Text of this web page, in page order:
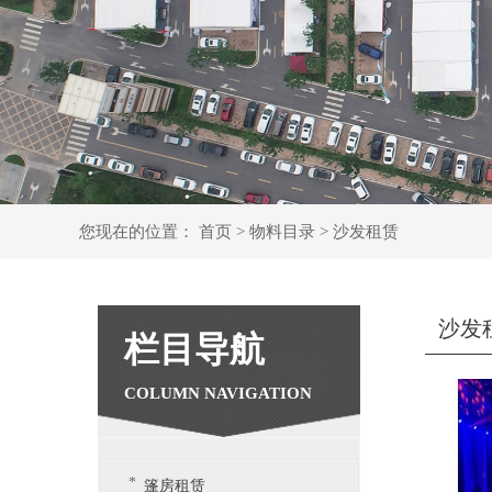
您现在的位置： 首页 > 物料目录 > 沙发租赁
栏目导航
篷房租赁
沙发